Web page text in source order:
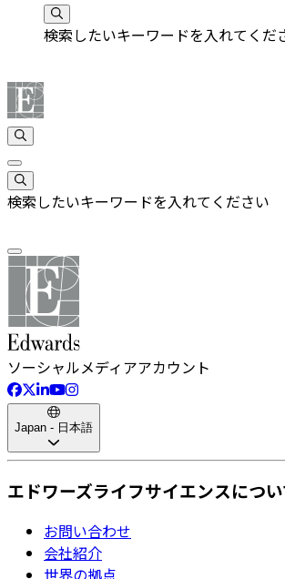
検索したいキーワードを入れてくだ
検索したいキーワードを入れてください
ソーシャルメディアアカウント
Japan - 日本語
エドワーズライフサイエンスにつ
お問い合わせ
会社紹介
世界の拠点